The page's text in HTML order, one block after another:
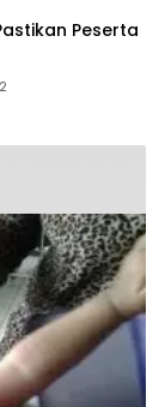
Peserta